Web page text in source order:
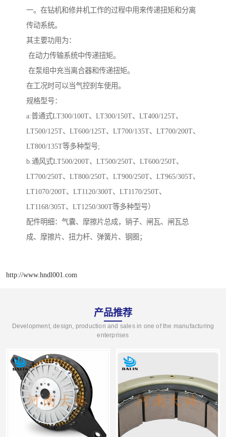
一。在钻机和修井机工作的过程中用来传递扭矩和分离
传动系统。
其主要功用为：
在动力传输系统中传递扭矩。
在泵组中充当离合器和传递扭矩。
在工况时可以当气控刹车使用。
规格型号：
a:普通式LT300/100T、LT300/150T、LT400/125T、
LT500/125T、LT600/125T、LT700/135T、LT700/200T、
LT800/135T等多种型号;
b.通风式LT500/200T、LT500/250T、LT600/250T、
LT700/250T、LT800/250T、LT900/250T、LT965/305T、
LT1070/200T、LT1120/300T、LT1170/250T、
LT1168/305T、LT1250/300T等多种型号）
配件明细：气囊、摩擦片总成，销子、闸瓦、闸瓦总
成、摩擦片、扭力杆、弹簧片、钢圈；
http://www.hndl001.com
产品推荐
Development, design, production and sales in one of the manufacturing
enterprises